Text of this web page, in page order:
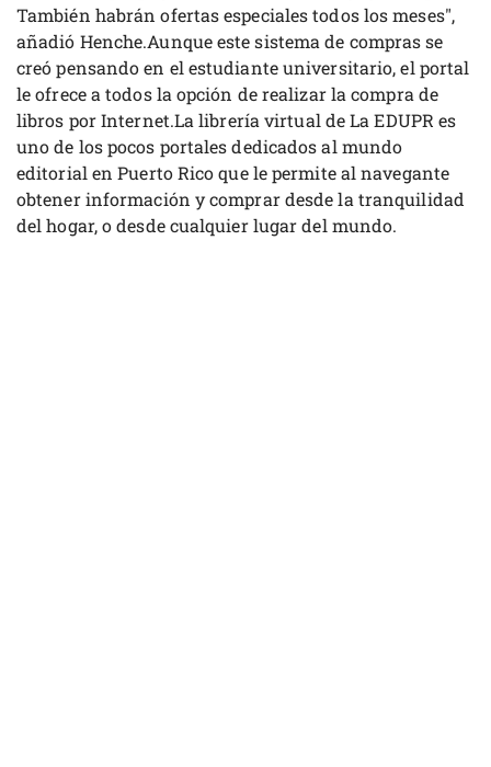
También habrán ofertas especiales todos los meses",
añadió Henche.Aunque este sistema de compras se
creó pensando en el estudiante universitario, el portal
le ofrece a todos la opción de realizar la compra de
libros por Internet.La librería virtual de La EDUPR es
uno de los pocos portales dedicados al mundo
editorial en Puerto Rico que le permite al navegante
obtener información y comprar desde la tranquilidad
del hogar, o desde cualquier lugar del mundo.